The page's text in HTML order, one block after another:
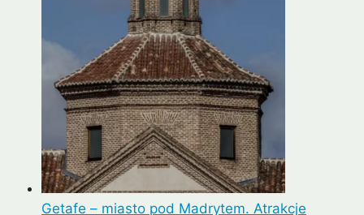
Getafe – miasto pod Madrytem. Atrakcje